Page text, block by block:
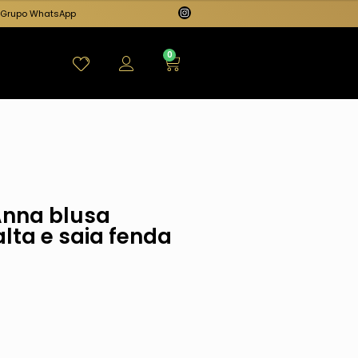
Grupo WhatsApp
0
blusa
e saia fenda